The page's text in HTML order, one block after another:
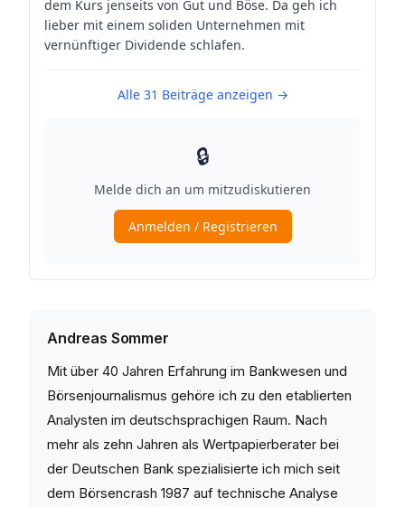
Andreas Sommer
Mit über 40 Jahren Erfahrung im Bankwesen und
Börsenjournalismus gehöre ich zu den etablierten
Analysten im deutschsprachigen Raum. Nach
mehr als zehn Jahren als Wertpapierberater bei
der Deutschen Bank spezialisierte ich mich seit
dem Börsencrash 1987 auf technische Analyse